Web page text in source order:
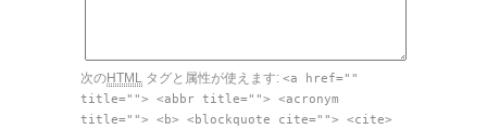
次のHTML タグと属性が使えます: <a href=""
title=""> <abbr title=""> <acronym
title=""> <b> <blockquote cite=""> <cite>